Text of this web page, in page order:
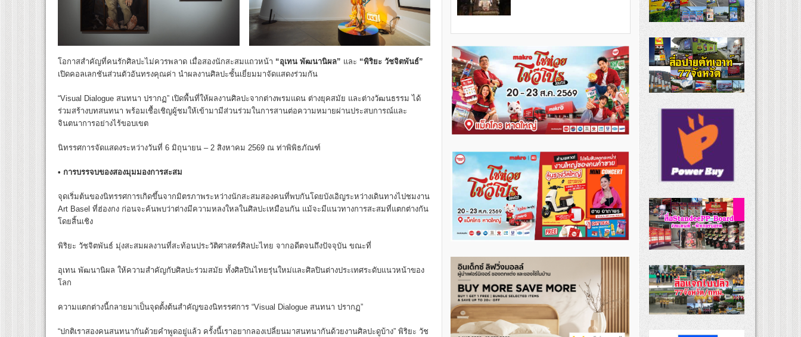
โอกาสสำคัญที่คนรักศิลปะไม่ควรพลาด เมื่อสองนักสะสมแถวหน้า “อุเทน พัฒนานิผล” และ “พิริยะ วัชจิตพันธ์”
เปิดคอลเลกชันส่วนตัวอันทรงคุณค่า นำผลงานศิลปะชั้นเยี่ยมมาจัดแสดงร่วมกัน
“Visual Dialogue สนทนา ปรากฏ” เปิดพื้นที่ให้ผลงานศิลปะจากต่างพรมแดน ต่างยุคสมัย และต่างวัฒนธรรม ได้
ร่วมสร้างบทสนทนา พร้อมเชื้อเชิญผู้ชมให้เข้ามามีส่วนร่วมในการสานต่อความหมายผ่านประสบการณ์และ
จินตนาการอย่างไร้ขอบเขต
นิทรรศการจัดแสดงระหว่างวันที่ 6 มิถุนายน – 2 สิงหาคม 2569 ณ ท่าพิพิธภัณฑ์
• การบรรจบของสองมุมมองการสะสม
จุดเริ่มต้นของนิทรรศการเกิดขึ้นจากมิตรภาพระหว่างนักสะสมสองคนที่พบกันโดยบังเอิญระหว่างเดินทางไปชมงาน
Art Basel ที่ฮ่องกง ก่อนจะค้นพบว่าต่างมีความหลงใหลในศิลปะเหมือนกัน แม้จะมีแนวทางการสะสมที่แตกต่างกัน
โดยสิ้นเชิง
พิริยะ วัชจิตพันธ์ มุ่งสะสมผลงานที่สะท้อนประวัติศาสตร์ศิลปะไทย จากอดีตจนถึงปัจจุบัน ขณะที่
อุเทน พัฒนานิผล ให้ความสำคัญกับศิลปะร่วมสมัย ทั้งศิลปินไทยรุ่นใหม่และศิลปินต่างประเทศระดับแนวหน้าของ
โลก
ความแตกต่างนี้กลายมาเป็นจุดตั้งต้นสำคัญของนิทรรศการ “Visual Dialogue สนทนา ปรากฏ”
“ปกติเราสองคนสนทนากันด้วยคำพูดอยู่แล้ว ครั้งนี้เราอยากลองเปลี่ยนมาสนทนากันด้วยงานศิลปะดูบ้าง” พิริยะ วัช